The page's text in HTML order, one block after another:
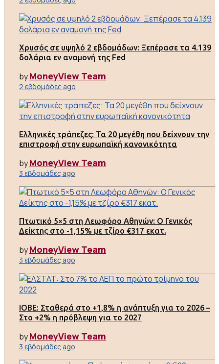
Χρυσός σε υψηλό 2 εβδομάδων: Ξεπέρασε τα 4.139
δολάρια εν αναμονή της Fed
byMoneyView Team
2 εβδομάδες ago
Ελληνικές τράπεζες: Τα 20 μεγέθη που δείχνουν την
επιστροφή στην ευρωπαϊκή κανονικότητα
byMoneyView Team
3 εβδομάδες ago
Πτωτικό 5×5 στη Λεωφόρο Αθηνών: Ο Γενικός
Δείκτης στο -1,15% με τζίρο €317 εκατ.
byMoneyView Team
3 εβδομάδες ago
ΙΟΒΕ: Σταθερά στο +1,8% η ανάπτυξη για το 2026 –
Στο +2% η πρόβλεψη για το 2027
byMoneyView Team
3 εβδομάδες ago